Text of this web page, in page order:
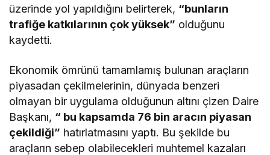
üzerinde yol yapıldığını belirterek, “bunların
trafiğe katkılarının çok yüksek” olduğunu
kaydetti.
Ekonomik ömrünü tamamlamış bulunan araçların
piyasadan çekilmelerinin, dünyada benzeri
olmayan bir uygulama olduğunun altını çizen Daire
Başkanı, “ bu kapsamda 76 bin aracın piyasan
çekildiği” hatırlatmasını yaptı. Bu şekilde bu
araçların sebep olabilecekleri muhtemel kazaları